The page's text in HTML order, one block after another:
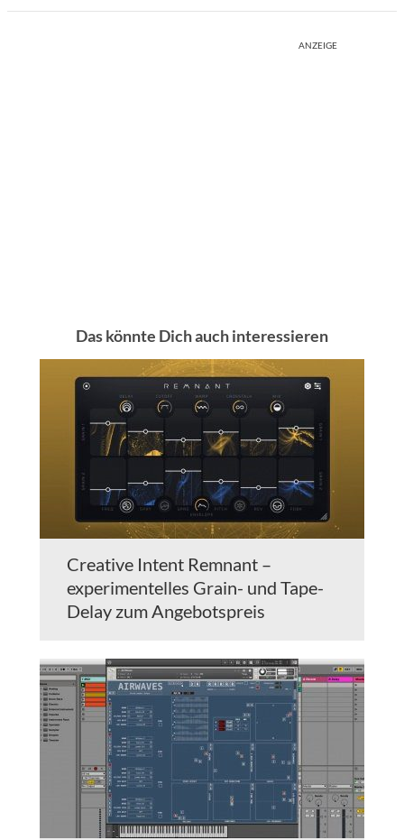
ANZEIGE
Das könnte Dich auch interessieren
Creative Intent Remnant –
experimentelles Grain- und Tape-
Delay zum Angebotspreis